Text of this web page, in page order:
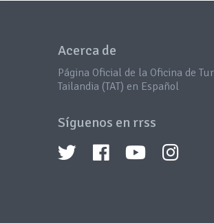
Acerca de
Página Oficial de la Oficina de
Tailandia (TAT) en Español
Síguenos en rrss